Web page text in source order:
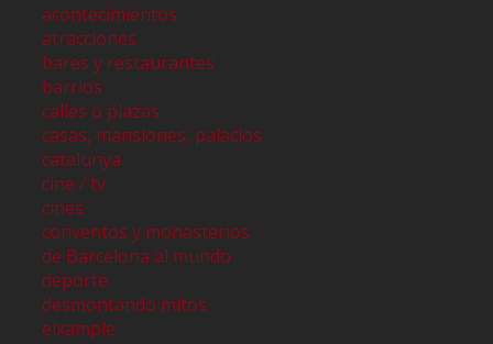
acontecimientos
atracciones
bares y restaurantes
barrios
calles o plazas
casas, mansiones, palacios
catalunya
cine / tv
cines
conventos y monasterios
de Barcelona al mundo
deporte
desmontando mitos
eixample